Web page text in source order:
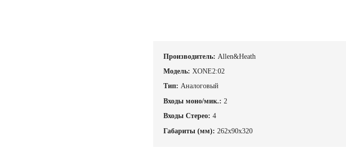
Производитель: Allen&Heath
Модель: XONE2:02
Тип: Аналоговый
Входы моно/мик.: 2
Входы Стерео: 4
Габариты (мм): 262x90x320